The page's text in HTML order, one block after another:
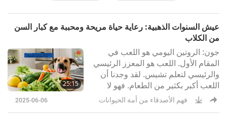
عيش السنوات الذهبية: رعاية حياة مريحة ومحببة مع كبار السن
من الكلاب
25:15
جون: الروتين اليومي هو اللعب في
المقام الأول. اللعب هو المعزز الرئيسي
والرئيسي لتعلم تشيس. لقد وجدنا أن
اللعب أكبر بكثير من الطعام. فهو لا
يشتت الانتباه ولا تنفصل الكلاب عن
اللعب. يجب أن يعتمد اللعب على
2025-06-06 فهم الأصدقاء من أمة الحيوانات